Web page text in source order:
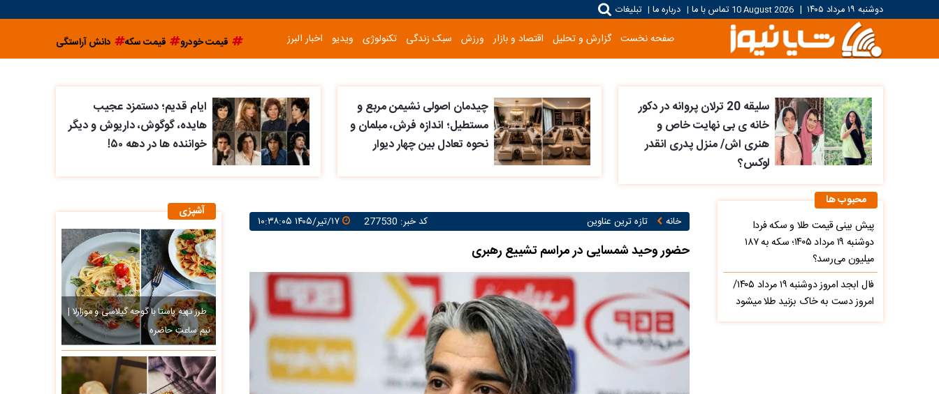
دوشنبه ۱۹ مرداد ۱۴۰۵ |
10 August 2026 تماس با ما | درباره ما | تبلیغات
صفحه نخست گزارش و تحلیل اقتصاد و بازار ورزش سبک زندگی تکنولوژی ویدیو اخبار البرز قیمت خودرو قیمت سکه دانش آراستگی
سلیقه 20 ترلان پروانه در دکور
خانه ی بی نهایت خاص و
هنری اش/ منزل پدری انقدر
لوکس؟
چیدمان اصولی نشیمن مربع و
مستطیل؛ اندازه فرش، مبلمان و
نحوه تعادل بین چهار دیوار
ایام قدیم؛ دستمزد عجیب
هایده، گوگوش، داریوش و دیگر
خواننده ها در دهه ۵۰!
خانه تازه ترین عناوین کد خبر: 277530 ۱۷/تیر/۱۴۰۵ ۱۰:۳۸:۰۵
حضور وحید شمسایی در مراسم تشییع رهبری
آشپزی
طرز تهیه پاستا با گوجه گیلاسی و موزارلا |
نیم ساعتِ حاضره
محبوب ها
پیش‌ بینی قیمت طلا و سکه فردا
دوشنبه ۱۹ مرداد ۱۴۰۵؛ سکه به ۱۸۷
میلیون می‌رسد؟
فال ابجد امروز دوشنبه ۱۹ مرداد ۱۴۰۵/
امروز دست به خاک بزنید طلا میشود